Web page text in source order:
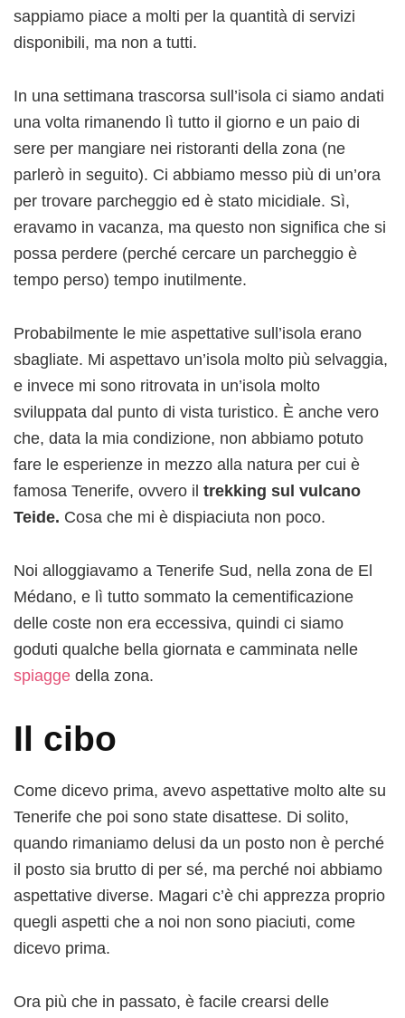
sappiamo piace a molti per la quantità di servizi
disponibili, ma non a tutti.
In una settimana trascorsa sull’isola ci siamo andati
una volta rimanendo lì tutto il giorno e un paio di
sere per mangiare nei ristoranti della zona (ne
parlerò in seguito). Ci abbiamo messo più di un’ora
per trovare parcheggio ed è stato micidiale. Sì,
eravamo in vacanza, ma questo non significa che si
possa perdere (perché cercare un parcheggio è
tempo perso) tempo inutilmente.
Probabilmente le mie aspettative sull’isola erano
sbagliate. Mi aspettavo un’isola molto più selvaggia,
e invece mi sono ritrovata in un’isola molto
sviluppata dal punto di vista turistico. È anche vero
che, data la mia condizione, non abbiamo potuto
fare le esperienze in mezzo alla natura per cui è
famosa Tenerife, ovvero il trekking sul vulcano
Teide. Cosa che mi è dispiaciuta non poco.
Noi alloggiavamo a Tenerife Sud, nella zona de El
Médano, e lì tutto sommato la cementificazione
delle coste non era eccessiva, quindi ci siamo
goduti qualche bella giornata e camminata nelle
spiagge della zona.
Il cibo
Come dicevo prima, avevo aspettative molto alte su
Tenerife che poi sono state disattese. Di solito,
quando rimaniamo delusi da un posto non è perché
il posto sia brutto di per sé, ma perché noi abbiamo
aspettative diverse. Magari c’è chi apprezza proprio
quegli aspetti che a noi non sono piaciuti, come
dicevo prima.
Ora più che in passato, è facile crearsi delle